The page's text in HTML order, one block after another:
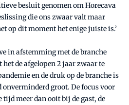
besluit genomen om Horecava
die ons zwaar valt maar
op dit moment het enige juiste is.’
in afstemming met de branche
het de afgelopen 2 jaar zwaar te
en de druk op de branche is
groot. De focus voor
tijd meer dan ooit bij de gast, de